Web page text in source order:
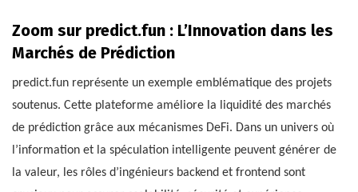
Zoom sur predict.fun : L’Innovation dans les
Marchés de Prédiction
predict.fun représente un exemple emblématique des projets
soutenus. Cette plateforme améliore la liquidité des marchés
de prédiction grâce aux mécanismes DeFi. Dans un univers où
l’information et la spéculation intelligente peuvent générer de
la valeur, les rôles d’ingénieurs backend et frontend sont